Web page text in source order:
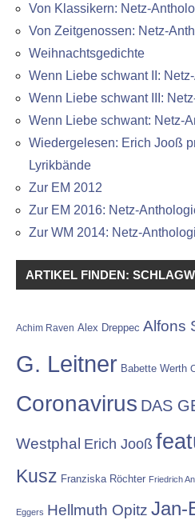
Von Klassikern: Netz-
Von Zeitgenossen: Netz-
Weihnachtsgedichte
Wenn Liebe schwant II:
Wenn Liebe schwant III:
Wenn Liebe schwant: Netz-
Wiedergelesen: Erich Jooß
Lyrikbände
Zur EM 2012
Zur EM 2016: Netz-
Zur WM 2014: Netz-
ARTIKEL FINDEN:
Achim Raven Alex Dreppec Alfons
G. Leitner Babette Werth
Coronavirus DAS
Westphal Erich Jooß
Kusz Franziska Röchter Friedrich
Eggers Hellmuth Opitz Jan-